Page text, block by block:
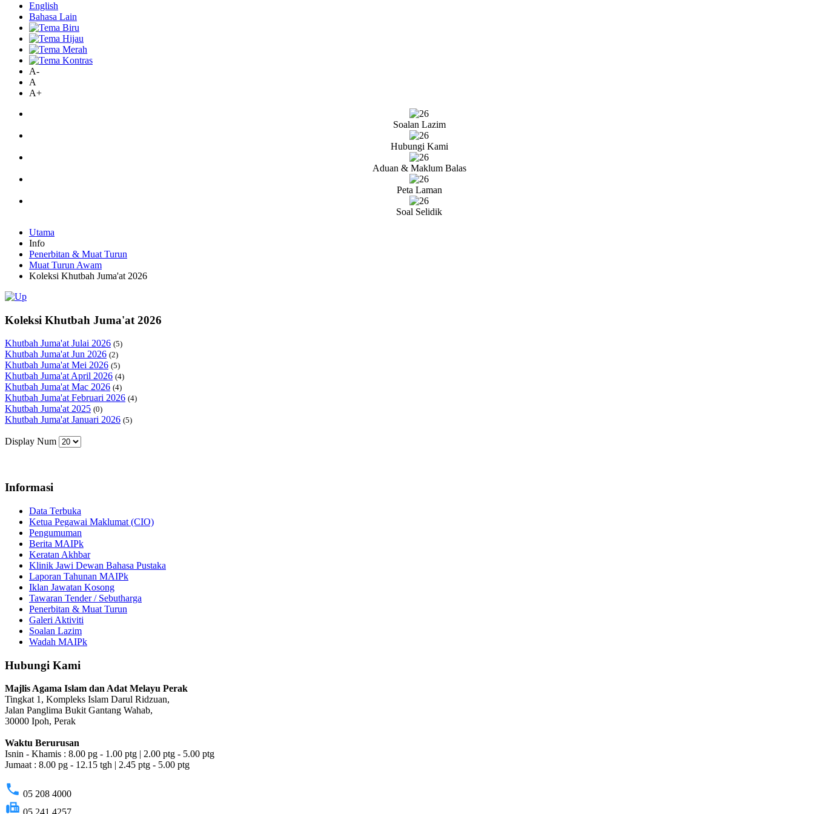
English
Bahasa Lain
A-
A
A+
Soalan Lazim
Hubungi Kami
Aduan & Maklum Balas
Peta Laman
Soal Selidik
Utama
Info
Penerbitan & Muat Turun
Muat Turun Awam
Koleksi Khutbah Juma'at 2026
Koleksi Khutbah Juma'at 2026
Khutbah Juma'at Julai 2026 (5)
Khutbah Juma'at Jun 2026 (2)
Khutbah Juma'at Mei 2026 (5)
Khutbah Juma'at April 2026 (4)
Khutbah Juma'at Mac 2026 (4)
Khutbah Juma'at Februari 2026 (4)
Khutbah Juma'at 2025 (0)
Khutbah Juma'at Januari 2026 (5)
Display Num
Informasi
Data Terbuka
Ketua Pegawai Maklumat (CIO)
Pengumuman
Berita MAIPk
Keratan Akhbar
Klinik Jawi Dewan Bahasa Pustaka
Laporan Tahunan MAIPk
Iklan Jawatan Kosong
Tawaran Tender / Sebutharga
Penerbitan & Muat Turun
Galeri Aktiviti
Soalan Lazim
Wadah MAIPk
Hubungi Kami
Majlis Agama Islam dan Adat Melayu Perak
Tingkat 1, Kompleks Islam Darul Ridzuan,
Jalan Panglima Bukit Gantang Wahab,
30000 Ipoh, Perak
Waktu Berurusan
Isnin - Khamis : 8.00 pg - 1.00 ptg | 2.00 ptg - 5.00 ptg
Jumaat : 8.00 pg - 12.15 tgh | 2.45 ptg - 5.00 ptg
phone 05 208 4000
fax